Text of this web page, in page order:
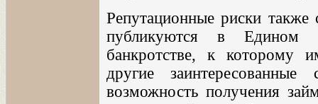
Репутационные риски также
публикуются в Едином
банкротстве, к которому
другие
возможность получения